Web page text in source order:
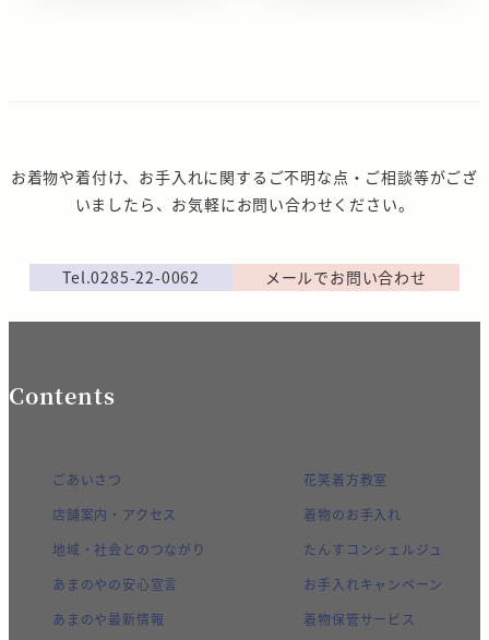
お着物や着付け、お手入れに関するご不明な点・ご相談等がござ
いましたら、お気軽にお問い合わせください。
Tel.0285-22-0062 メールでお問い合わせ
Contents
ごあいさつ
店舗案内・アクセス
地域・社会とのつながり
あまのやの安心宣言
あまのや最新情報
花笑着方教室
着物のお手入れ
たんすコンシェルジュ
お手入れキャンペーン
着物保管サービス